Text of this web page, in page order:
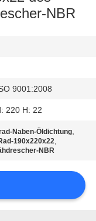
NBR
9001:2008
220 H: 22
Naben-Öldichtung,
190x220x22,
NBR